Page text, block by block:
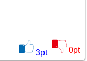
3pt 0pt